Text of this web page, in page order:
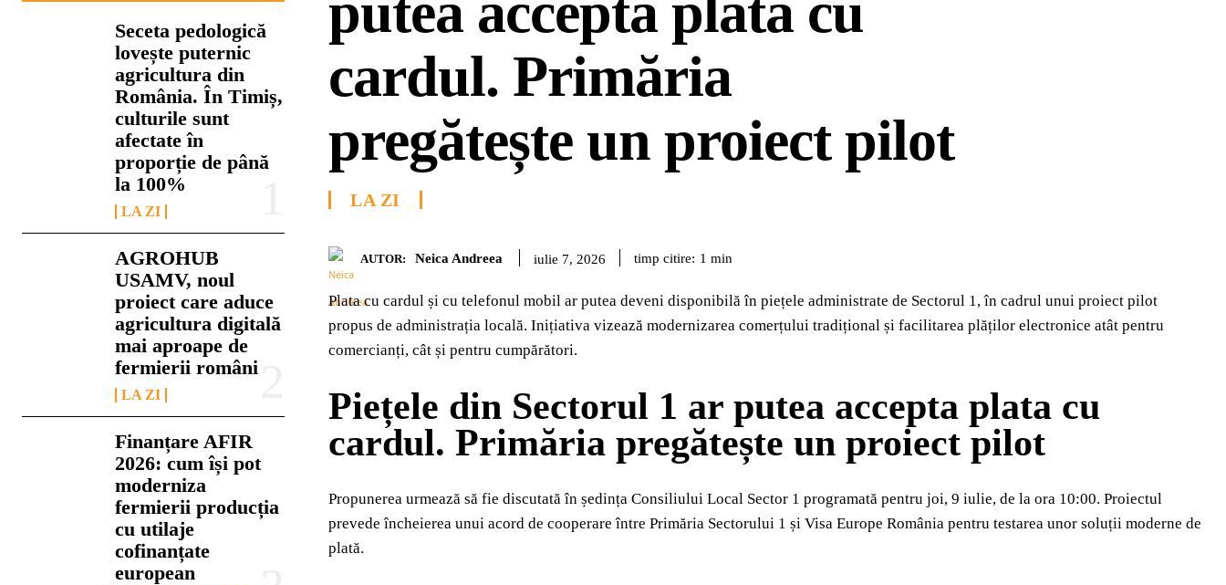
Seceta pedologică
lovește puternic
agricultura din
România. În Timiș,
culturile sunt
afectate în
proporție de până
la 100%
LA ZI
AGROHUB
USAMV, noul
proiect care aduce
agricultura digitală
mai aproape de
fermierii români
LA ZI
Finanțare AFIR
2026: cum își pot
moderniza
fermierii producția
cu utilaje
cofinanțate
european
cardul. Primăria
pregătește un proiect pilot
LA ZI
AUTOR: Neica Andreea iulie 7, 2026 timp citire: 1 min
Plata cu cardul și cu telefonul mobil ar putea deveni disponibilă în piețele administrate de Sectorul 1, în cadrul unui proiect pilot
propus de administrația locală. Inițiativa vizează modernizarea comerțului tradițional și facilitarea plăților electronice atât pentru
comercianți, cât și pentru cumpărători.
Piețele din Sectorul 1 ar putea accepta plata cu
cardul. Primăria pregătește un proiect pilot
Propunerea urmează să fie discutată în ședința Consiliului Local Sector 1 programată pentru joi, 9 iulie, de la ora 10:00. Proiectul
prevede încheierea unui acord de cooperare între Primăria Sectorului 1 și Visa Europe România pentru testarea unor soluții moderne de
plată.